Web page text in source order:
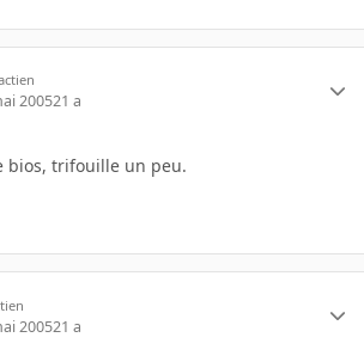
200521 a
bios, trifouille un peu.
200521 a